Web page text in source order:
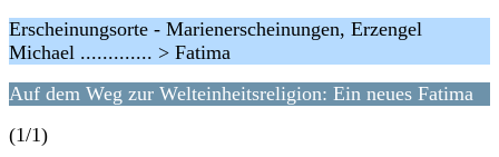
Erscheinungsorte - Marienerscheinungen, Erzengel
Michael ............. > Fatima
Auf dem Weg zur Welteinheitsreligion: Ein neues Fatima
(1/1)